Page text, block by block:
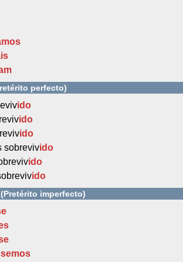
perfecto)
ido
ido
ido
sobrevivido
ido
ido
imperfecto)